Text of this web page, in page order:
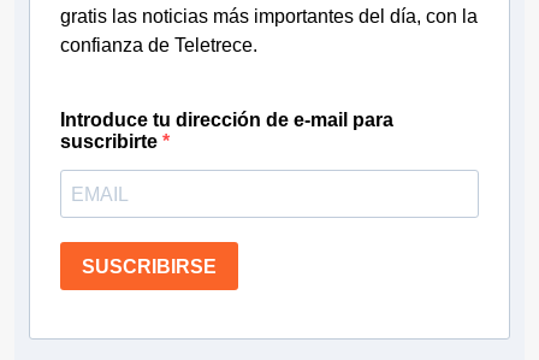
gratis las noticias más importantes del día, con la
confianza de Teletrece.
Introduce tu dirección de e-mail para
suscribirte
SUSCRIBIRSE